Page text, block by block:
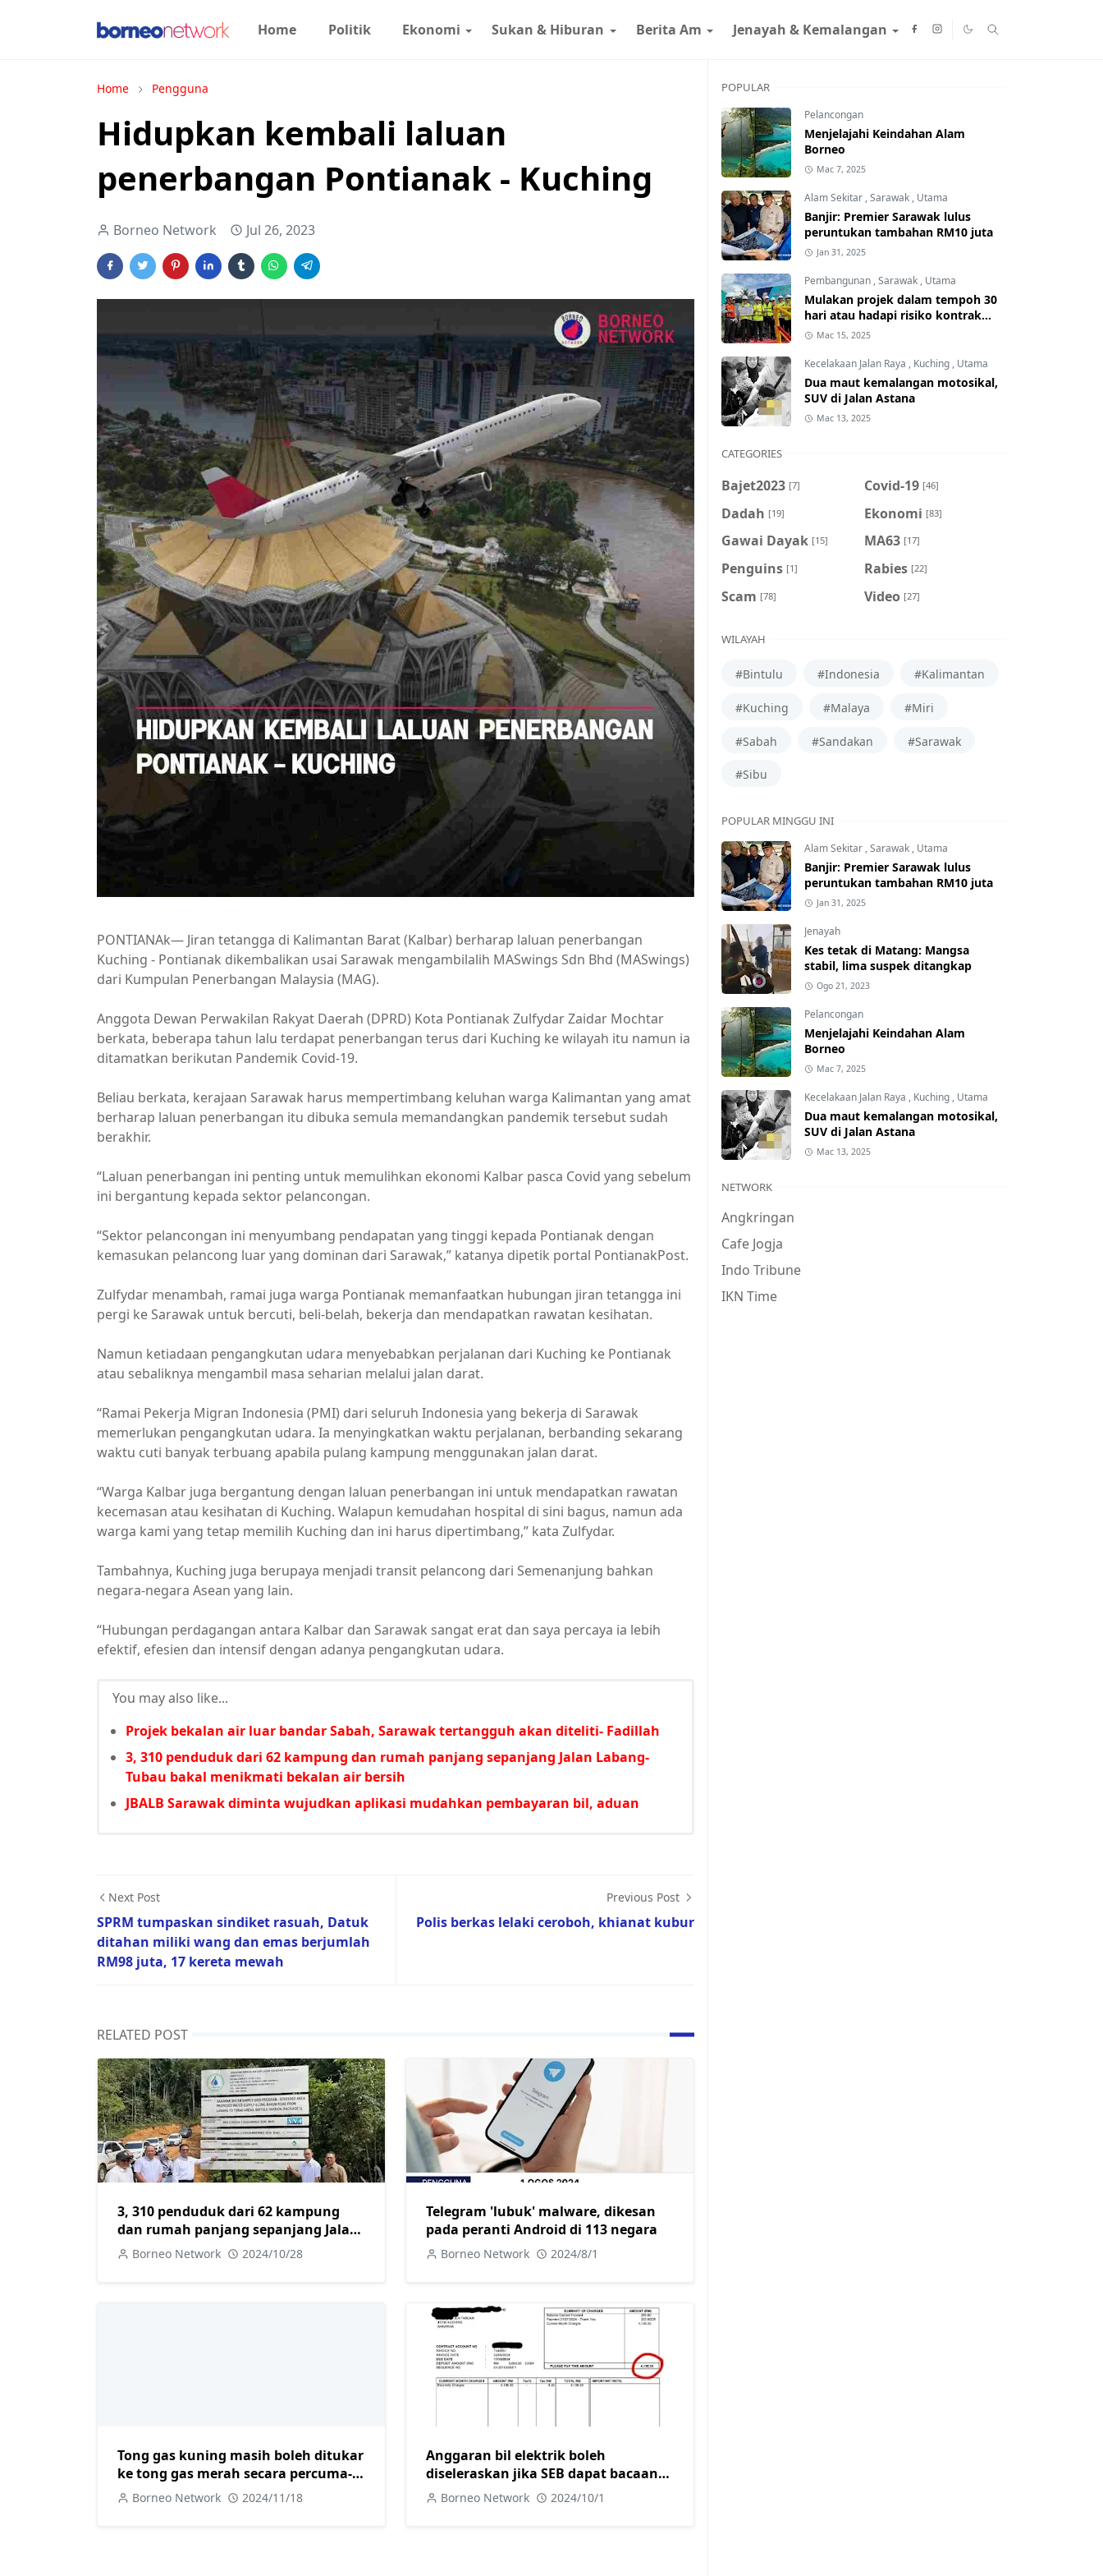
Home Politik Ekonomi Sukan & Hiburan Berita Am Jenayah & Kemalangan
Home Pengguna
Hidupkan kembali laluan
penerbangan Pontianak - Kuching
Borneo Network Jul 26, 2023
PONTIANAk— Jiran tetangga di Kalimantan Barat (Kalbar) berharap laluan penerbangan
Kuching - Pontianak dikembalikan usai Sarawak mengambilalih MASwings Sdn Bhd (MASwings)
dari Kumpulan Penerbangan Malaysia (MAG).
Anggota Dewan Perwakilan Rakyat Daerah (DPRD) Kota Pontianak Zulfydar Zaidar Mochtar
berkata, beberapa tahun lalu terdapat penerbangan terus dari Kuching ke wilayah itu namun ia
ditamatkan berikutan Pandemik Covid-19.
Beliau berkata, kerajaan Sarawak harus mempertimbang keluhan warga Kalimantan yang amat
berharap laluan penerbangan itu dibuka semula memandangkan pandemik tersebut sudah
berakhir.
“Laluan penerbangan ini penting untuk memulihkan ekonomi Kalbar pasca Covid yang sebelum
ini bergantung kepada sektor pelancongan.
“Sektor pelancongan ini menyumbang pendapatan yang tinggi kepada Pontianak dengan
kemasukan pelancong luar yang dominan dari Sarawak,” katanya dipetik portal PontianakPost.
Zulfydar menambah, ramai juga warga Pontianak memanfaatkan hubungan jiran tetangga ini
pergi ke Sarawak untuk bercuti, beli-belah, bekerja dan mendapatkan rawatan kesihatan.
Namun ketiadaan pengangkutan udara menyebabkan perjalanan dari Kuching ke Pontianak
atau sebaliknya mengambil masa seharian melalui jalan darat.
“Ramai Pekerja Migran Indonesia (PMI) dari seluruh Indonesia yang bekerja di Sarawak
memerlukan pengangkutan udara. Ia menyingkatkan waktu perjalanan, berbanding sekarang
waktu cuti banyak terbuang apabila pulang kampung menggunakan jalan darat.
“Warga Kalbar juga bergantung dengan laluan penerbangan ini untuk mendapatkan rawatan
kecemasan atau kesihatan di Kuching. Walapun kemudahan hospital di sini bagus, namun ada
warga kami yang tetap memilih Kuching dan ini harus dipertimbang,” kata Zulfydar.
Tambahnya, Kuching juga berupaya menjadi transit pelancong dari Semenanjung bahkan
negara-negara Asean yang lain.
“Hubungan perdagangan antara Kalbar dan Sarawak sangat erat dan saya percaya ia lebih
efektif, efesien dan intensif dengan adanya pengangkutan udara.
You may also like...
Projek bekalan air luar bandar Sabah, Sarawak tertangguh akan diteliti- Fadillah
3, 310 penduduk dari 62 kampung dan rumah panjang sepanjang Jalan Labang-
Tubau bakal menikmati bekalan air bersih
JBALB Sarawak diminta wujudkan aplikasi mudahkan pembayaran bil, aduan
Next Post
SPRM tumpaskan sindiket rasuah, Datuk
ditahan miliki wang dan emas berjumlah
RM98 juta, 17 kereta mewah
Previous Post
Polis berkas lelaki ceroboh, khianat kubur
RELATED POST
3, 310 penduduk dari 62 kampung
dan rumah panjang sepanjang Jalan
Labang-Tubau bakal menikmati
bekalan air bersih
Borneo Network 2024/10/28
Telegram 'lubuk' malware, dikesan
pada peranti Android di 113 negara
Borneo Network 2024/8/1
Tong gas kuning masih boleh ditukar
ke tong gas merah secara percuma-
Julaihi
Borneo Network 2024/11/18
Anggaran bil elektrik boleh
diseleraskan jika SEB dapat bacaan
sebenar meter
Borneo Network 2024/10/1
POPULAR
Pelancongan
Menjelajahi Keindahan Alam
Borneo
Mac 7, 2025
Alam Sekitar ,Sarawak , Utama
Banjir: Premier Sarawak lulus
peruntukan tambahan RM10 juta
Jan 31, 2025
Pembangunan ,Sarawak , Utama
Mulakan projek dalam tempoh 30
hari atau hadapi risiko kontrak
ditamatkan
Mac 15, 2025
Kecelakaan Jalan Raya , Kuching , Utama
Dua maut kemalangan motosikal,
SUV di Jalan Astana
Mac 13, 2025
CATEGORIES
Bajet2023 [7] Covid-19 [46]
Dadah [19] Ekonomi [83]
Gawai Dayak [15] MA63 [17]
Penguins [1] Rabies [22]
Scam [78] Video [27]
WILAYAH
#Bintulu #Indonesia #Kalimantan
#Kuching #Malaya #Miri
#Sabah #Sandakan #Sarawak
#Sibu
POPULAR MINGGU INI
Alam Sekitar ,Sarawak , Utama
Banjir: Premier Sarawak lulus
peruntukan tambahan RM10 juta
Jan 31, 2025
Jenayah
Kes tetak di Matang: Mangsa
stabil, lima suspek ditangkap
Ogo 21, 2023
Pelancongan
Menjelajahi Keindahan Alam
Borneo
Mac 7, 2025
Kecelakaan Jalan Raya , Kuching , Utama
Dua maut kemalangan motosikal,
SUV di Jalan Astana
Mac 13, 2025
NETWORK
Angkringan
Cafe Jogja
Indo Tribune
IKN Time